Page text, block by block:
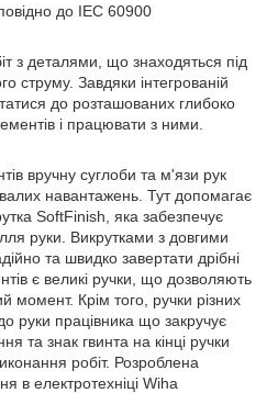
до IEC 60900
з деталями, що знаходяться під
струму. Завдяки інтегрованій
до розташованих глибоко
і працювати з ними.
вручну суглоби та м'язи рук
навантажень. Тут допомагає
SoftFinish, яка забезпечує
руки. Викрутками з довгими
та швидко завертати дрібні
є великі ручки, що дозволяють
момент. Крім того, ручки різних
руки працівника що закручує
та знак гвинта на кінці ручки
робіт. Розроблена
в електротехніці Wiha